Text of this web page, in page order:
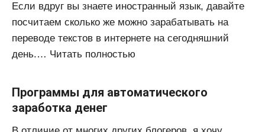
Если вдруг вы знаете иностранный язык, давайте
посчитаем сколько же можно зарабатывать на
переводе текстов в интернете на сегодняшний
день.… Читать полностью
Программы для автоматического
заработка денег